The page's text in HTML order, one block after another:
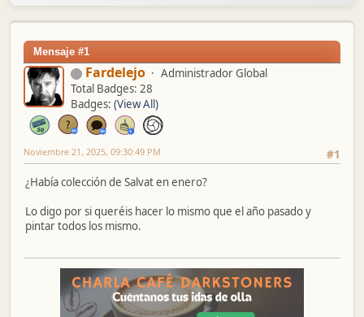
Mensaje #1
Fardelejo
Administrador Global
Total Badges: 28
Badges: (View All)
#1
Noviembre 21, 2025, 09:30:49 PM
¿Había colección de Salvat en enero?
Lo digo por si queréis hacer lo mismo que el año pasado y
pintar todos los mismo.